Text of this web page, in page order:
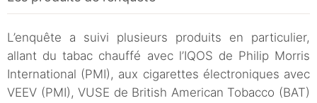
L’enquête a suivi plusieurs produits en particulier,
allant du tabac chauffé avec l’IQOS de Philip Morris
International (PMI), aux cigarettes électroniques avec
VEEV (PMI), VUSE de British American Tobacco (BAT)